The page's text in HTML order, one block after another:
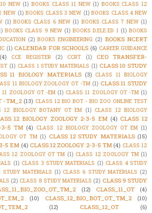
NEW (1) BOOKS CLASS 11 NEW (1) BOOKS CLASS 12
NEW (1) BOOKS CLASS 3 NEW (1) BOOKS CLASS 4 NEW
(1) BOOKS CLASS 6 NEW (1) BOOKS CLASS 7 NEW (1)
BOOKS CLASS 9 NEW (1) BOOKS D.ELE.ED 1 (1) BOOKS
(2) BOOKS ENGINEERING (2) BOOKS NCERT
(1) CALENDAR FOR SCHOOLS (6) CAREER GUIDANCE
(4) CCE REGISTER (2) CCRT (1)
CEO TRANSFER-
(1) CLASS 1 STUDY MATERIALS (1) CLASS 10 STUDY
11 BIOLOGY MATERIALS (3) CLASS 11 BIOLOGY
11 BIOLOGY ZOOLOGY OT -TM (1) CLASS 11 STUDY
11 ZOOLOGY OT -EM (1) CLASS 11 ZOOLOGY OT -TM (1)
-TM_2 (13) CLASS 12 BIO BOT - BIO ZOO ONLINE TEST
12 BIOLOGY BOTANY OT EM (1) CLASS 12 BIOLOGY
12 BIOLOGY ZOOLOGY 2-3-5 EM (4) CLASS 12
3-5 TM (4) CLASS 12 BIOLOGY ZOOLOGY OT EM (1)
OT TM (1) CLASS 12 STUDY MATERIALS (15)
5 EM (4) CLASS 12 ZOOLOGY 2-3-5 TM (4) CLASS 12
12 ZOOLOGY OT TM (1) CLASS 12 ZOOLOGY TM (1)
(1) CLASS 3 STUDY MATERIALS (1) CLASS 4 STUDY
STUDY MATERIALS (1) CLASS 6 STUDY MATERIALS (2)
(2) CLASS 8 STUDY MATERIALS (2) CLASS 9 STUDY
(12) CLASS_11_OT
(4)
(10) CLASS_12_BIO_BOT_OT_TM_2
(10)
(12) CLASS_12_OT
(6)